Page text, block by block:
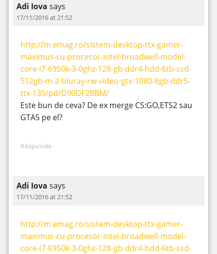
Adi Iova says
17/11/2016 at 21:52
http://m.emag.ro/sistem-desktop-ttx-gamer-
maximus-cu-procesor-intel-broadwell-model-
core-i7-6950k-3-0ghz-128-gb-ddr4-hdd-6tb-ssd-
512gb-m-2-bluray-rw-video-gtx-1080-8gb-ddr5-
ttx-135/pd/D90DF2BBM/
Este bun de ceva? De ex merge CS:GO,ETS2 sau
GTA5 pe el?
Răspunde
Adi Iova says
17/11/2016 at 21:52
http://m.emag.ro/sistem-desktop-ttx-gamer-
maximus-cu-procesor-intel-broadwell-model-
core-i7-6950k-3-0ghz-128-gb-ddr4-hdd-6tb-ssd-